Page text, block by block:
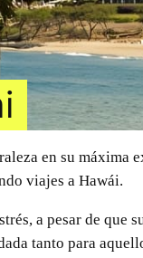
en su máxima
viajes a Hawái.
a pesar de que
tanto para